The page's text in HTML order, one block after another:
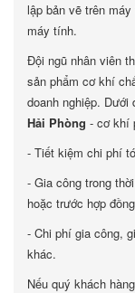
lập bản vẽ trên
máy tính.
Đội ngũ nhân viên
sản phẩm cơ khí
doanh nghiệp.
Hải Phòng - cơ khí
- Tiết kiệm chi phí
- Gia công trong
hoặc trước hợp
- Chi phí gia công,
khác.
Nếu quý khách